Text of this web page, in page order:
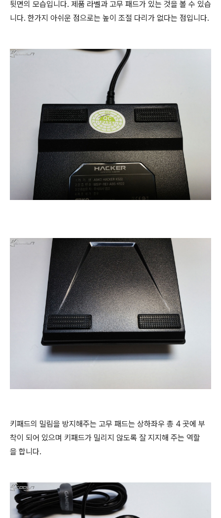
뒷면의 모습입니다. 제품 라벨과 고무 패드가 있는 것을 볼 수 있습
니다. 한가지 아쉬운 점으로는 높이 조절 다리가 없다는 점입니다.
키패드의 밀림을 방지해주는 고무 패드는 상하좌우 총 4 곳에 부
착이 되어 있으며 키패드가 밀리지 않도록 잘 지지해 주는 역할
을 합니다.